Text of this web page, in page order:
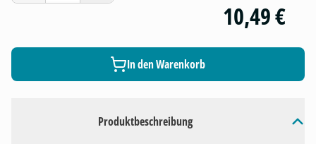
Produktbeschreibung
10,49 €
In den Warenkorb